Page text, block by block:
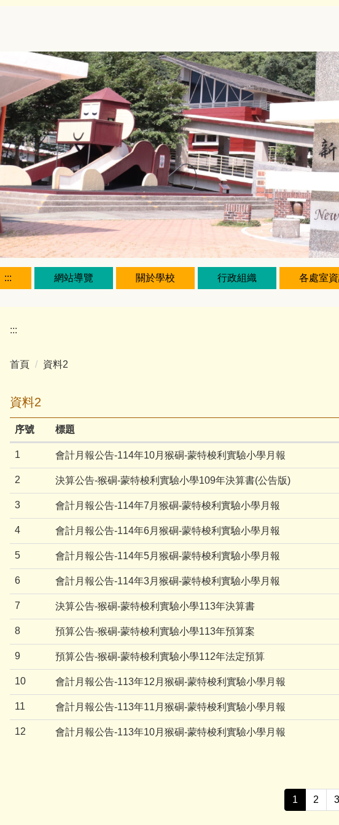
內
區
::: 網站導覽 關於學校 行政組織 各處室
:::
首頁 資料2
資料2
序號 標題
1 會計月報公告-114年10月猴硐-蒙特梭利實驗小學月報
2 決算公告-猴硐-蒙特梭利實驗小學109年決算書(公告版)
3 會計月報公告-114年7月猴硐-蒙特梭利實驗小學月報
4 會計月報公告-114年6月猴硐-蒙特梭利實驗小學月報
5 會計月報公告-114年5月猴硐-蒙特梭利實驗小學月報
6 會計月報公告-114年3月猴硐-蒙特梭利實驗小學月報
7 決算公告-猴硐-蒙特梭利實驗小學113年決算書
8 預算公告-猴硐-蒙特梭利實驗小學113年預算案
9 預算公告-猴硐-蒙特梭利實驗小學112年法定預算
10 會計月報公告-113年12月猴硐-蒙特梭利實驗小學月報
11 會計月報公告-113年11月猴硐-蒙特梭利實驗小學月報
12 會計月報公告-113年10月猴硐-蒙特梭利實驗小學月報
1 2 3